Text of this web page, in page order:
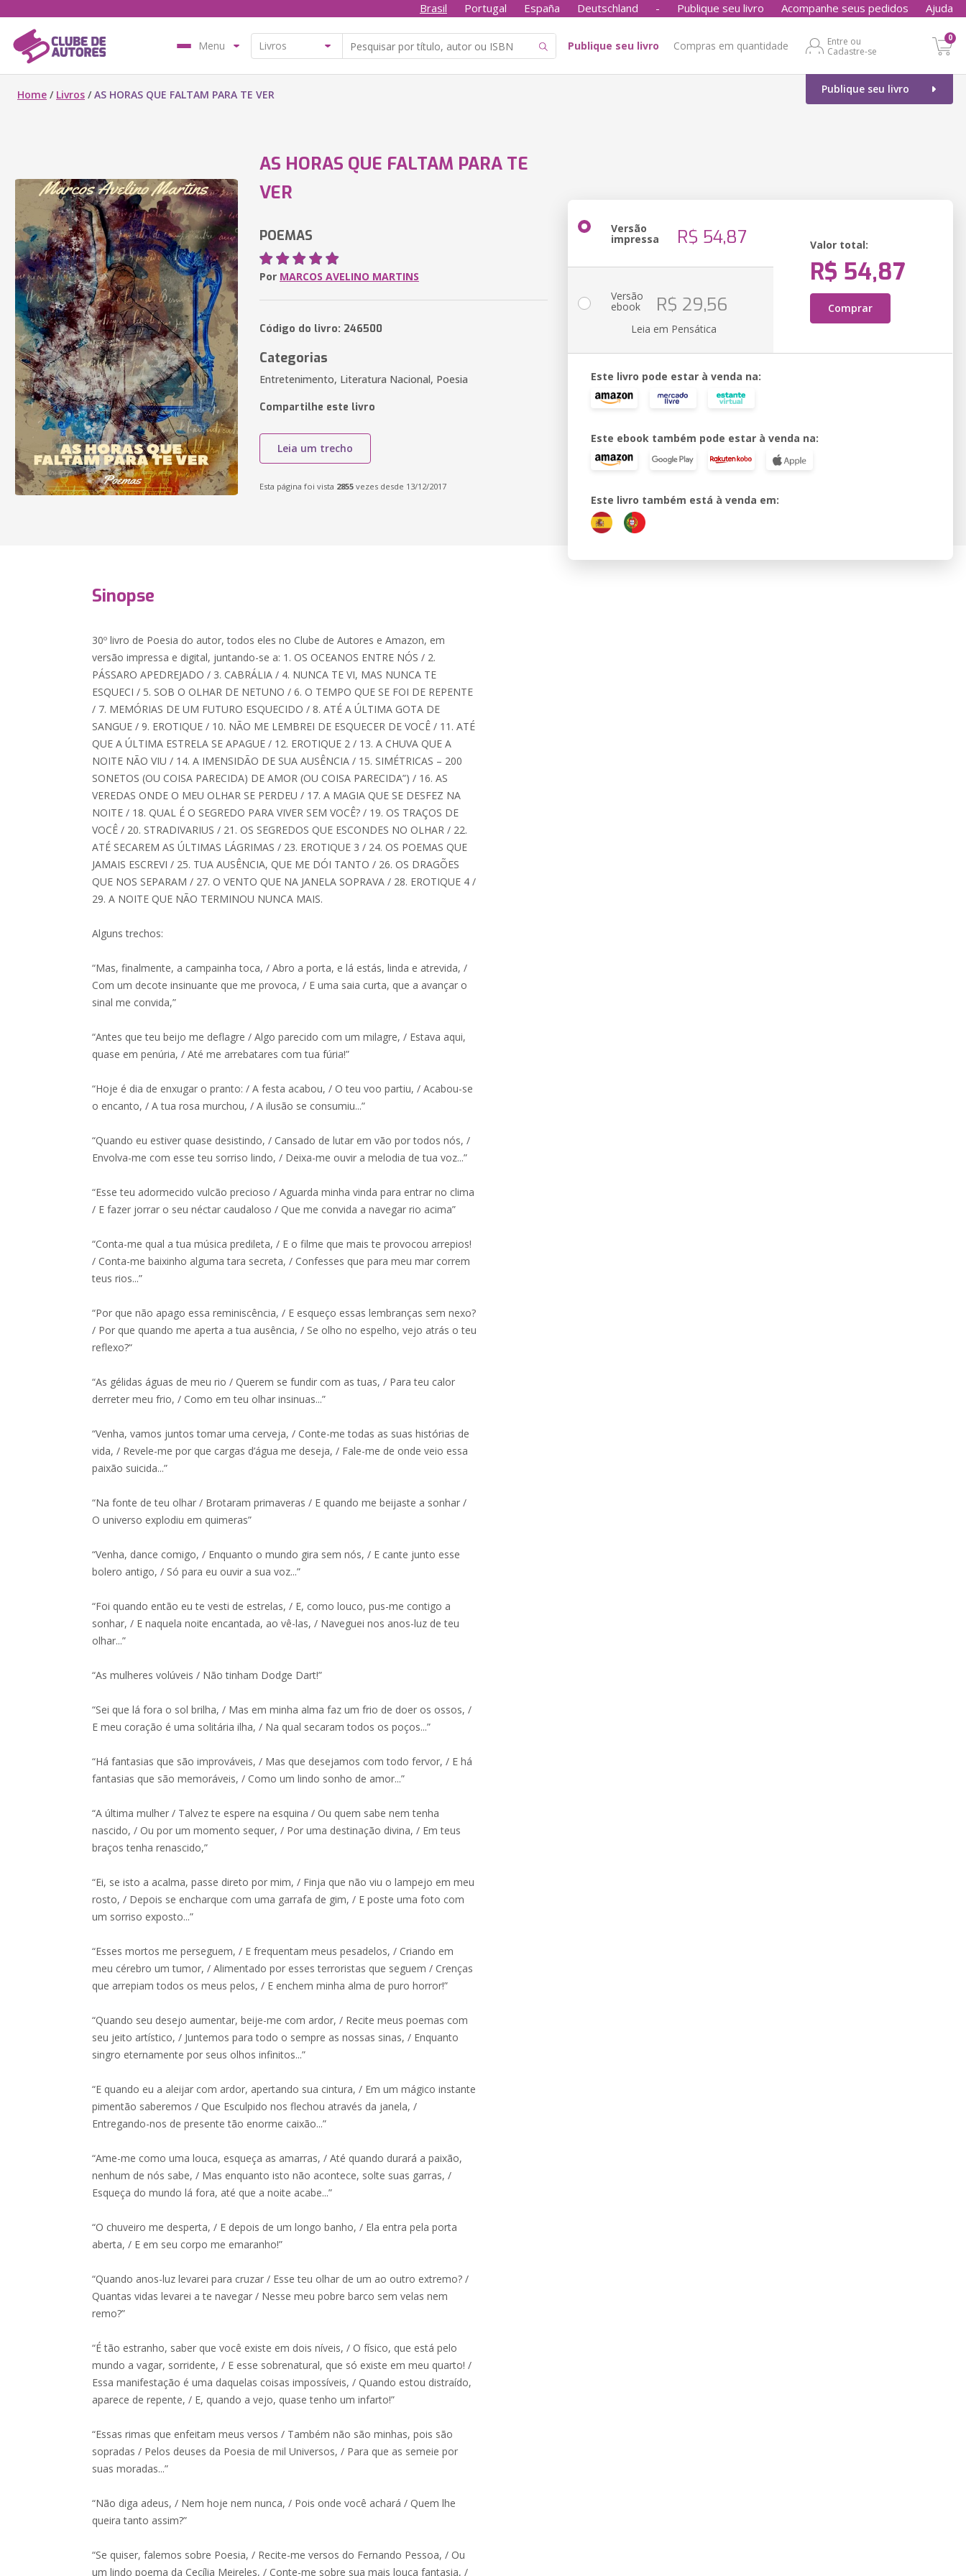
Brasil Portugal España Deutschland - Publique seu livro Acompanhe seus pedidos Ajuda
Menu Publique seu livro Compras em quantidade
Entre ou
Cadastre-se
0
Publique seu livro
Home / Livros /AS HORAS QUE FALTAM PARA TE VER
AS HORAS QUE FALTAM PARA TE
VER
POEMAS
Por MARCOS AVELINO MARTINS
Código do livro: 246500
Categorias
Entretenimento, Literatura Nacional, Poesia
Compartilhe este livro
Leia um trecho
Esta página foi vista 2855 vezes desde 13/12/2017
Versão
impressa R$ 54,87 Valor total:
R$ 54,87
Comprar
Versão
ebook R$ 29,56
Leia em Pensática
Este livro pode estar à venda na:
Este ebook também pode estar à venda na:
Este livro também está à venda em:
Sinopse
30º livro de Poesia do autor, todos eles no Clube de Autores e Amazon, em
versão impressa e digital, juntando-se a: 1. OS OCEANOS ENTRE NÓS / 2.
PÁSSARO APEDREJADO / 3. CABRÁLIA / 4. NUNCA TE VI, MAS NUNCA TE
ESQUECI / 5. SOB O OLHAR DE NETUNO / 6. O TEMPO QUE SE FOI DE REPENTE
/ 7. MEMÓRIAS DE UM FUTURO ESQUECIDO / 8. ATÉ A ÚLTIMA GOTA DE
SANGUE / 9. EROTIQUE / 10. NÃO ME LEMBREI DE ESQUECER DE VOCÊ / 11. ATÉ
QUE A ÚLTIMA ESTRELA SE APAGUE / 12. EROTIQUE 2 / 13. A CHUVA QUE A
NOITE NÃO VIU / 14. A IMENSIDÃO DE SUA AUSÊNCIA / 15. SIMÉTRICAS – 200
SONETOS (OU COISA PARECIDA) DE AMOR (OU COISA PARECIDA”) / 16. AS
VEREDAS ONDE O MEU OLHAR SE PERDEU / 17. A MAGIA QUE SE DESFEZ NA
NOITE / 18. QUAL É O SEGREDO PARA VIVER SEM VOCÊ? / 19. OS TRAÇOS DE
VOCÊ / 20. STRADIVARIUS / 21. OS SEGREDOS QUE ESCONDES NO OLHAR / 22.
ATÉ SECAREM AS ÚLTIMAS LÁGRIMAS / 23. EROTIQUE 3 / 24. OS POEMAS QUE
JAMAIS ESCREVI / 25. TUA AUSÊNCIA, QUE ME DÓI TANTO / 26. OS DRAGÕES
QUE NOS SEPARAM / 27. O VENTO QUE NA JANELA SOPRAVA / 28. EROTIQUE 4 /
29. A NOITE QUE NÃO TERMINOU NUNCA MAIS.
Alguns trechos:
“Mas, finalmente, a campainha toca, / Abro a porta, e lá estás, linda e atrevida, /
Com um decote insinuante que me provoca, / E uma saia curta, que a avançar o
sinal me convida,”
“Antes que teu beijo me deflagre / Algo parecido com um milagre, / Estava aqui,
quase em penúria, / Até me arrebatares com tua fúria!”
“Hoje é dia de enxugar o pranto: / A festa acabou, / O teu voo partiu, / Acabou-se
o encanto, / A tua rosa murchou, / A ilusão se consumiu...”
“Quando eu estiver quase desistindo, / Cansado de lutar em vão por todos nós, /
Envolva-me com esse teu sorriso lindo, / Deixa-me ouvir a melodia de tua voz...”
“Esse teu adormecido vulcão precioso / Aguarda minha vinda para entrar no clima
/ E fazer jorrar o seu néctar caudaloso / Que me convida a navegar rio acima”
“Conta-me qual a tua música predileta, / E o filme que mais te provocou arrepios!
/ Conta-me baixinho alguma tara secreta, / Confesses que para meu mar correm
teus rios...”
“Por que não apago essa reminiscência, / E esqueço essas lembranças sem nexo?
/ Por que quando me aperta a tua ausência, / Se olho no espelho, vejo atrás o teu
reflexo?“
“As gélidas águas de meu rio / Querem se fundir com as tuas, / Para teu calor
derreter meu frio, / Como em teu olhar insinuas...”
“Venha, vamos juntos tomar uma cerveja, / Conte-me todas as suas histórias de
vida, / Revele-me por que cargas d’água me deseja, / Fale-me de onde veio essa
paixão suicida...”
“Na fonte de teu olhar / Brotaram primaveras / E quando me beijaste a sonhar /
O universo explodiu em quimeras”
“Venha, dance comigo, / Enquanto o mundo gira sem nós, / E cante junto esse
bolero antigo, / Só para eu ouvir a sua voz...”
“Foi quando então eu te vesti de estrelas, / E, como louco, pus-me contigo a
sonhar, / E naquela noite encantada, ao vê-las, / Naveguei nos anos-luz de teu
olhar...”
“As mulheres volúveis / Não tinham Dodge Dart!”
“Sei que lá fora o sol brilha, / Mas em minha alma faz um frio de doer os ossos, /
E meu coração é uma solitária ilha, / Na qual secaram todos os poços...”
“Há fantasias que são improváveis, / Mas que desejamos com todo fervor, / E há
fantasias que são memoráveis, / Como um lindo sonho de amor...”
“A última mulher / Talvez te espere na esquina / Ou quem sabe nem tenha
nascido, / Ou por um momento sequer, / Por uma destinação divina, / Em teus
braços tenha renascido,”
“Ei, se isto a acalma, passe direto por mim, / Finja que não viu o lampejo em meu
rosto, / Depois se encharque com uma garrafa de gim, / E poste uma foto com
um sorriso exposto...”
“Esses mortos me perseguem, / E frequentam meus pesadelos, / Criando em
meu cérebro um tumor, / Alimentado por esses terroristas que seguem / Crenças
que arrepiam todos os meus pelos, / E enchem minha alma de puro horror!”
“Quando seu desejo aumentar, beije-me com ardor, / Recite meus poemas com
seu jeito artístico, / Juntemos para todo o sempre as nossas sinas, / Enquanto
singro eternamente por seus olhos infinitos...”
“E quando eu a aleijar com ardor, apertando sua cintura, / Em um mágico instante
pimentão saberemos / Que Esculpido nos flechou através da janela, /
Entregando-nos de presente tão enorme caixão...”
“Ame-me como uma louca, esqueça as amarras, / Até quando durará a paixão,
nenhum de nós sabe, / Mas enquanto isto não acontece, solte suas garras, /
Esqueça do mundo lá fora, até que a noite acabe...”
“O chuveiro me desperta, / E depois de um longo banho, / Ela entra pela porta
aberta, / E em seu corpo me emaranho!”
“Quando anos-luz levarei para cruzar / Esse teu olhar de um ao outro extremo? /
Quantas vidas levarei a te navegar / Nesse meu pobre barco sem velas nem
remo?”
“É tão estranho, saber que você existe em dois níveis, / O físico, que está pelo
mundo a vagar, sorridente, / E esse sobrenatural, que só existe em meu quarto! /
Essa manifestação é uma daquelas coisas impossíveis, / Quando estou distraído,
aparece de repente, / E, quando a vejo, quase tenho um infarto!”
“Essas rimas que enfeitam meus versos / Também não são minhas, pois são
sopradas / Pelos deuses da Poesia de mil Universos, / Para que as semeie por
suas moradas...”
“Não diga adeus, / Nem hoje nem nunca, / Pois onde você achará / Quem lhe
queira tanto assim?”
“Se quiser, falemos sobre Poesia, / Recite-me versos do Fernando Pessoa, / Ou
um lindo poema da Cecília Meireles, / Conte-me sobre sua mais louca fantasia, /